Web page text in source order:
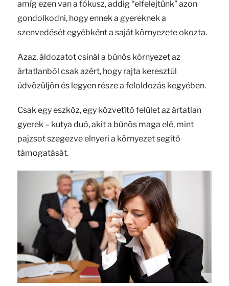
amíg ezen van a fókusz, addig “elfelejtünk” azon
gondolkodni, hogy ennek a gyereknek a
szenvedését egyébként a saját környezete okozta.
Azaz, áldozatot csinál a bűnös környezet az
ártatlanból csak azért, hogy rajta keresztül
üdvözüljön és legyen része a feloldozás kegyében.
Csak egy eszköz, egy közvetítő felület az ártatlan
gyerek – kutya duó, akit a bűnös maga elé, mint
pajzsot szegezve elnyeri a környezet segítő
támogatását.